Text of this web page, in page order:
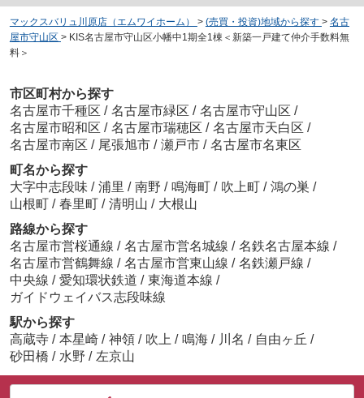
マックスバリュ川原店（エムワイホーム） > (売買・投資)地域から探す > 名古
屋市守山区 > KIS名古屋市守山区小幡中1期全1棟＜新築一戸建て仲介手数料無
料＞
市区町村から探す
名古屋市千種区 / 名古屋市緑区 / 名古屋市守山区 /
名古屋市昭和区 / 名古屋市瑞穂区 / 名古屋市天白区 /
名古屋市南区 / 尾張旭市 / 瀬戸市 / 名古屋市名東区
町名から探す
大字中志段味 / 浦里 / 南野 / 鳴海町 / 吹上町 / 鴻の巣 /
山根町 / 春里町 / 清明山 / 大根山
路線から探す
名古屋市営桜通線 / 名古屋市営名城線 / 名鉄名古屋本線 /
名古屋市営鶴舞線 / 名古屋市営東山線 / 名鉄瀬戸線 /
中央線 / 愛知環状鉄道 / 東海道本線 /
ガイドウェイバス志段味線
駅から探す
高蔵寺 / 本星崎 / 神領 / 吹上 / 鳴海 / 川名 / 自由ヶ丘 /
砂田橋 / 水野 / 左京山